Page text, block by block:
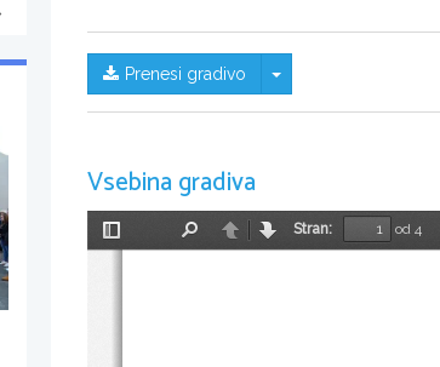
Prenesi gradivo Skrij/prikaži meni
Vsebina gradiva
Preklopi
NazajNaprej
Stran:
od 4